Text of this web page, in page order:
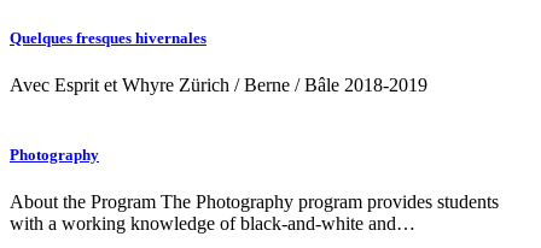
Quelques fresques hivernales
Avec Esprit et Whyre Zürich / Berne / Bâle 2018-2019
Photography
About the Program The Photography program provides students
with a working knowledge of black-and-white and…